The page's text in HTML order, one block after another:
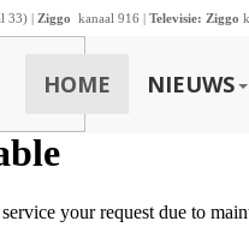
33) | Ziggo kanaal 916 | Televisie: Ziggo
HOME NIEUWS